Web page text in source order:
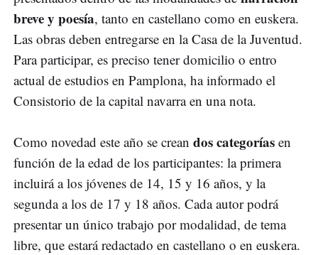
breve y poesía, tanto en castellano como en euskera.
Las obras deben entregarse en la Casa de la Juventud.
Para participar, es preciso tener domicilio o entro
actual de estudios en Pamplona, ha informado el
Consistorio de la capital navarra en una nota.
Como novedad este año se crean dos categorías en
función de la edad de los participantes: la primera
incluirá a los jóvenes de 14, 15 y 16 años, y la
segunda a los de 17 y 18 años. Cada autor podrá
presentar un único trabajo por modalidad, de tema
libre, que estará redactado en castellano o en euskera.